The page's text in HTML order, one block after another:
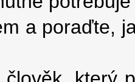
a poraďte,